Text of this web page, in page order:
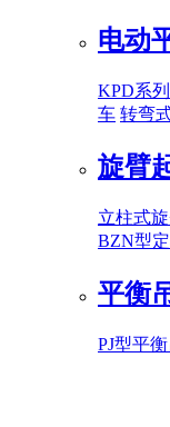
电动
KPD系
车 转弯
旋臂
立柱式
BZN型
平衡
PJ型平衡